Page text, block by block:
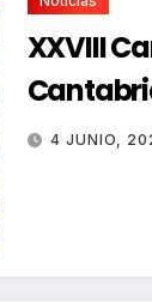
XXVIII
Regata
4 JUNIO,